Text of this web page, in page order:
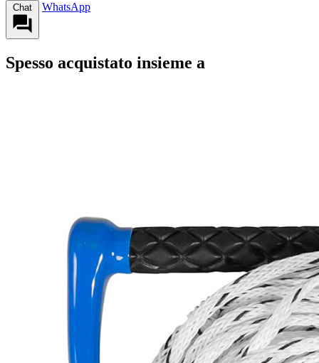
Chat WhatsApp
Spesso acquistato insieme a